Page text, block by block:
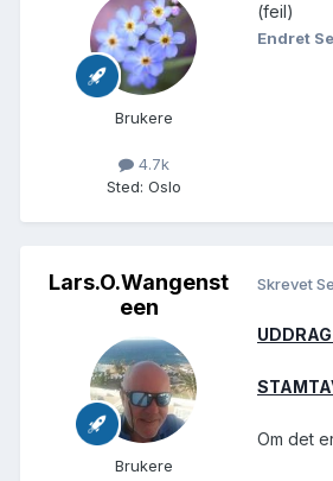
Brukere
4.7k
Sted: Oslo
(feil)
Endret
Lars.O.Wangenst
een
Brukere
Skrevet
Om det